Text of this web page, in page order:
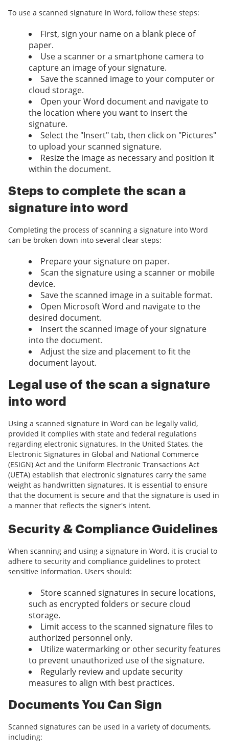
To use a scanned signature in Word, follow these steps:
First, sign your name on a blank piece of
paper.
Use a scanner or a smartphone camera to
capture an image of your signature.
Save the scanned image to your computer or
cloud storage.
Open your Word document and navigate to
the location where you want to insert the
signature.
Select the "Insert" tab, then click on "Pictures"
to upload your scanned signature.
Resize the image as necessary and position it
within the document.
Steps to complete the scan a
signature into word
Completing the process of scanning a signature into Word
can be broken down into several clear steps:
Prepare your signature on paper.
Scan the signature using a scanner or mobile
device.
Save the scanned image in a suitable format.
Open Microsoft Word and navigate to the
desired document.
Insert the scanned image of your signature
into the document.
Adjust the size and placement to fit the
document layout.
Legal use of the scan a signature
into word
Using a scanned signature in Word can be legally valid,
provided it complies with state and federal regulations
regarding electronic signatures. In the United States, the
Electronic Signatures in Global and National Commerce
(ESIGN) Act and the Uniform Electronic Transactions Act
(UETA) establish that electronic signatures carry the same
weight as handwritten signatures. It is essential to ensure
that the document is secure and that the signature is used in
a manner that reflects the signer's intent.
Security & Compliance Guidelines
When scanning and using a signature in Word, it is crucial to
adhere to security and compliance guidelines to protect
sensitive information. Users should:
Store scanned signatures in secure locations,
such as encrypted folders or secure cloud
storage.
Limit access to the scanned signature files to
authorized personnel only.
Utilize watermarking or other security features
to prevent unauthorized use of the signature.
Regularly review and update security
measures to align with best practices.
Documents You Can Sign
Scanned signatures can be used in a variety of documents,
including: